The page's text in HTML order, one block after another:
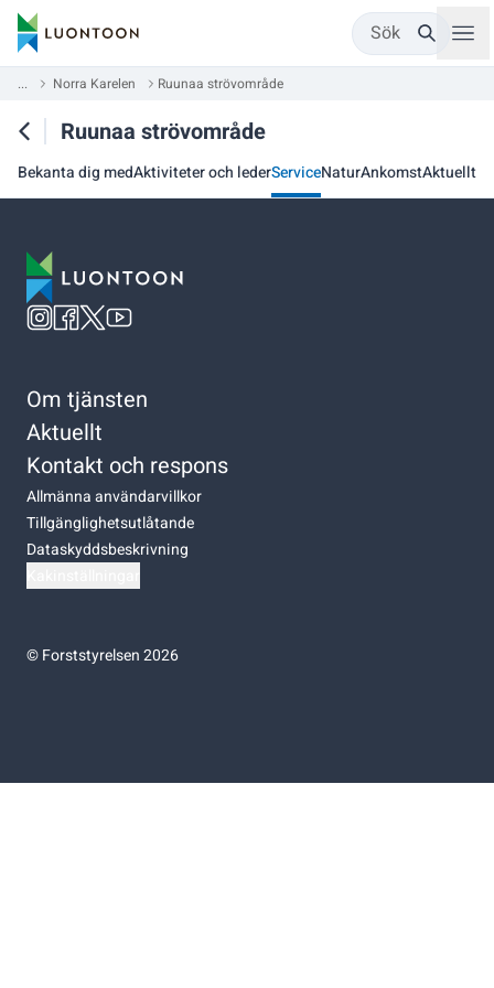
Sök
... Norra Karelen Ruunaa strövområde
Ruunaa strövområde
Bekanta dig medAktiviteter och lederServiceNaturAnkomstAktuellt
Om tjänsten
Aktuellt
Kontakt och respons
Allmänna användarvillkor
Tillgänglighetsutlåtande
Dataskyddsbeskrivning
©Forststyrelsen 2026